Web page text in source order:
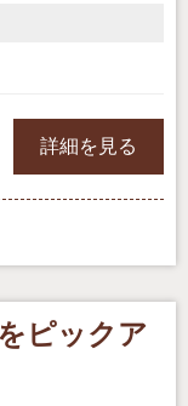
詳細を見る
ピックア